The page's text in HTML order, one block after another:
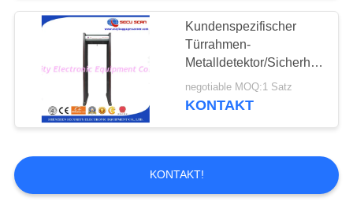
Kundenspezifischer
Türrahmen-
Metalldetektor/Sicherheits-
Durchlauf-
Metalldetektor, CER-ISO
negotiable MOQ:1 Satz
KONTAKT
KONTAKT!